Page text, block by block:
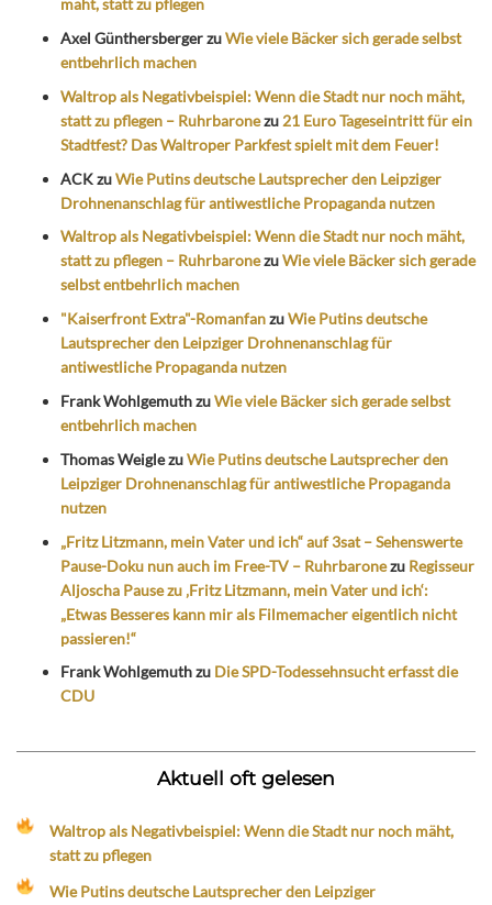
mäht, statt zu pflegen
Axel GünthersbergerzuWie viele Bäcker sich gerade selbst
entbehrlich machen
Waltrop als Negativbeispiel: Wenn die Stadt nur noch mäht,
statt zu pflegen – Ruhrbaronezu 21 Euro Tageseintritt für ein
Stadtfest? Das Waltroper Parkfest spielt mit dem Feuer!
ACKzuWie Putins deutsche Lautsprecher den Leipziger
Drohnenanschlag für antiwestliche Propaganda nutzen
Waltrop als Negativbeispiel: Wenn die Stadt nur noch mäht,
statt zu pflegen – RuhrbaronezuWie viele Bäcker sich gerade
selbst entbehrlich machen
"Kaiserfront Extra"-RomanfanzuWie Putins deutsche
Lautsprecher den Leipziger Drohnenanschlag für
antiwestliche Propaganda nutzen
Frank WohlgemuthzuWie viele Bäcker sich gerade selbst
entbehrlich machen
Thomas WeiglezuWie Putins deutsche Lautsprecher den
Leipziger Drohnenanschlag für antiwestliche Propaganda
nutzen
„Fritz Litzmann, mein Vater und ich“ auf 3sat – Sehenswerte
Pause-Doku nun auch im Free-TV – Ruhrbaronezu Regisseur
Aljoscha Pause zu ‚Fritz Litzmann, mein Vater und ich‘:
„Etwas Besseres kann mir als Filmemacher eigentlich nicht
passieren!“
Frank Wohlgemuthzu Die SPD-Todessehnsucht erfasst die
CDU
Aktuell oft gelesen
Waltrop als Negativbeispiel: Wenn die Stadt nur noch mäht,
statt zu pflegen
Wie Putins deutsche Lautsprecher den Leipziger